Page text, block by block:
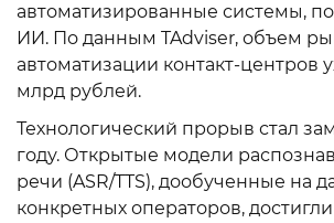
автоматизированные системы,
ИИ. По данным TAdviser, объем
автоматизации контакт-центров
млрд рублей.
Технологический прорыв стал
году. Открытые модели
речи (ASR/TTS), дообученные на
конкретных операторов,